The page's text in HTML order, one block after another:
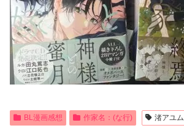
BL漫画感想 作家名：(な行) 渚アユム